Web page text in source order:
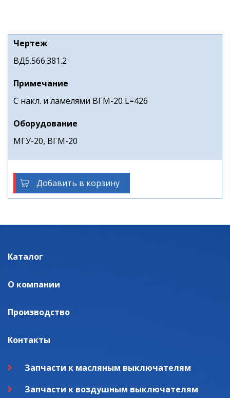
Чертеж
ВД5.566.381.2
Примечание
С накл. и ламелями ВГМ-20 L=426
Оборудование
МГУ-20, ВГМ-20
Добавить в корзину
Каталог
О компании
Производство
Контакты
Запчасти к масляным выключателям
Запчасти к воздушным выключателям